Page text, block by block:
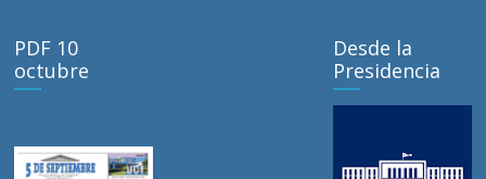
PDF 10
octubre
Desde la
Presidencia